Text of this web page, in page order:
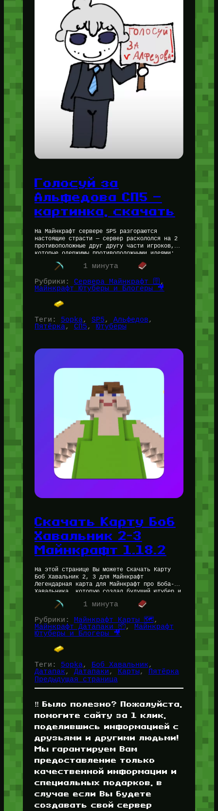
Голосуй за
Альфедова СП5 —
картинка, скачать
На Майнкрафт сервере SP5 разгораются
настоящие страсти — сервер раскололся на 2
противоположные друг другу части игроков,
которые одержимы противоположными идеями:
одни за постоянный спавн мобов, другие — за
1 минута
Рубрики: Сервера Майнкрафт 🛜
Майнкрафт Ютуберы и Блогеры 🎥
Теги: 5opka, SP5, Альфедов
Пятёрка, СП5, Ютуберы
Скачать Карту Боб
Хавальник 2-3
Майнкрафт 1.18.2
На этой странице Вы можете Скачать Карту
Боб Хавальник 2, 3 для Майнкрафт
Легендарная карта для Майнкрафт про Боба-
Хавальника, которую создал будущий ютубер и
стример по Майнкрафту Пятёрка (5opka). Да-
1 минута
Рубрики:
Майнкрафт Карты 🗺️
Майнкрафт Датапаки 📦,
Майнкрафт
Ютуберы и Блогеры 🎥
Теги: 5opka, Боб Хавальник
Датапак, Датапаки, Карты,
Пятёрка
Предыдущая страница
‼️ Было полезно? Пожалуйста,
помогите сайту за 1 клик,
поделившись информацией с
друзьями и другими людьми!
Мы гарантируем Вам
предоставление только
качественной информации и
специальных подарков, в
случае если Вы будете
создавать свой сервер